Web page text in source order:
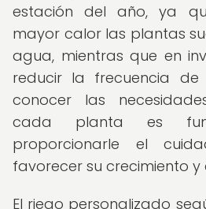
estación del año, ya
mayor calor las plantas
agua, mientras que en
reducir la frecuencia de
conocer las
cada planta es
proporcionarle el
favorecer su crecimiento y
El riego personalizado